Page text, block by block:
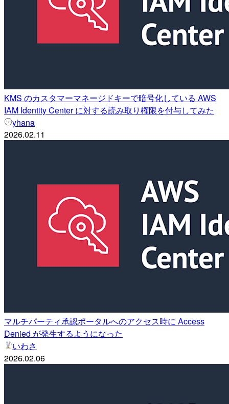
KMS のカスタマーマネージドキーで暗号化している AWS
IAM Identity Center に対する読み取り権限を付与してみた
yhana
2026.02.11
マルチパーティ承認ポータルへのアクセス時に Access
Denied が発生するようになった
いわさ
2026.02.06